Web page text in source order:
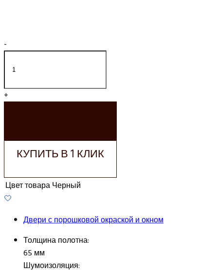
-
+
КУПИТЬ В 1 КЛИК
Цвет товараЧерный
Двери с порошковой окраской и окном
Толщина полотна:
65 мм
Шумоизоляция: